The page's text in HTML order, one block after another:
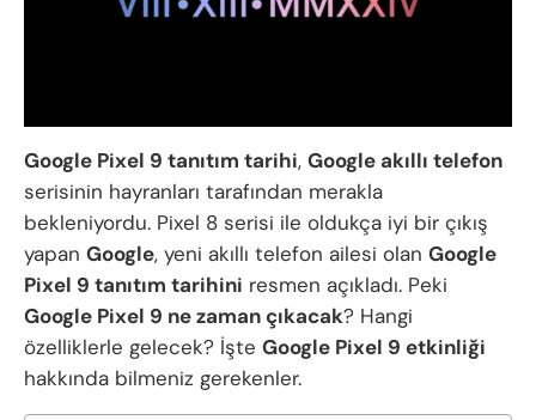
Google Pixel 9 tanıtım tarihi, Google akıllı telefon
serisinin hayranları tarafından merakla
bekleniyordu. Pixel 8 serisi ile oldukça iyi bir çıkış
yapan Google, yeni akıllı telefon ailesi olan Google
Pixel 9 tanıtım tarihini resmen açıkladı. Peki
Google Pixel 9 ne zaman çıkacak? Hangi
özelliklerle gelecek? İşte Google Pixel 9 etkinliği
hakkında bilmeniz gerekenler.